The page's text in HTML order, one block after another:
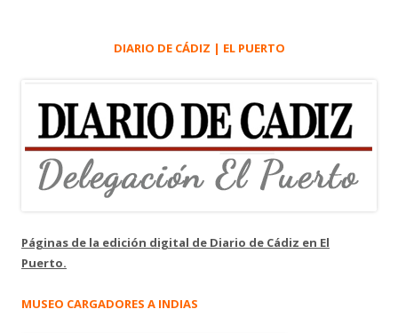
DIARIO DE CÁDIZ | EL PUERTO
Páginas de la edición digital de Diario de Cádiz en El
Puerto.
MUSEO CARGADORES A INDIAS